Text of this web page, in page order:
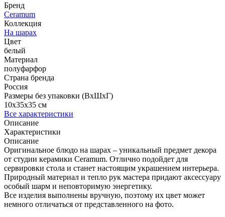
Бренд
Ceramum
Коллекция
На шарах
Цвет
белый
Материал
полуфарфор
Страна бренда
Россия
Размеры без упаковки (ВхШхГ)
10x35x35 см
Все характеристики
Описание
Характеристики
Описание
Оригинальное блюдо на шарах – уникальный предмет декора
от студии керамики Ceramum. Отлично подойдет для
сервировки стола и станет настоящим украшением интерьера.
Природный материал и тепло рук мастера придают аксессуару
особый шарм и неповторимую энергетику.
Все изделия выполнены вручную, поэтому их цвет может
немного отличаться от представленного на фото.